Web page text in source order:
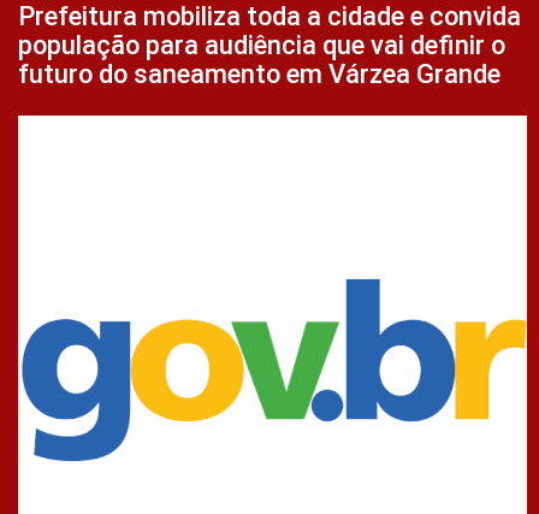
Prefeitura mobiliza toda a cidade e convida
população para audiência que vai definir o
futuro do saneamento em Várzea Grande